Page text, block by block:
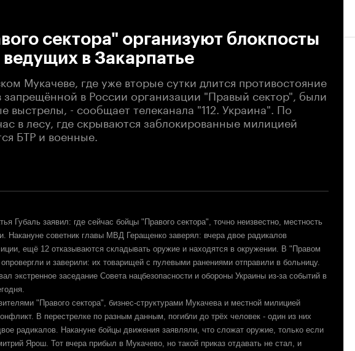
сектора" организуют блокпосты
ведущих в Закарпатье
Мукачеве, где уже вторые сутки длится противостояние
в России организации "Правый сектор", были
- сообщает телеканала "112. Украина". По
в лесу, где скрываются заблокированные милицией
БТР и военные.
Губаль заявил: где сейчас бойцы "Правого сектора", точно неизвестно, местность
Накануне советник главы МВД Геращенко заверял: вчера двое радикалов
ещё 12 отказываются складывать оружие и находятся в окружении. В "Правом
и заверили: их товарищей с пулевыми ранениями отправили в больницу.
экстренное заседание Совета нацбезопасности и обороны Украины из-за событий в
"Правого сектора", бизнес-структурами Мукачева и местной милицией
В перестрелке по разным данным, погибли до трёх человек - один из них
радикалов. Накануне бойцы движения заявляли, что сложат оружие, только если
Ярош. Тот вчера прибыл в Мукачево, но такой приказ отдавать не стал, и